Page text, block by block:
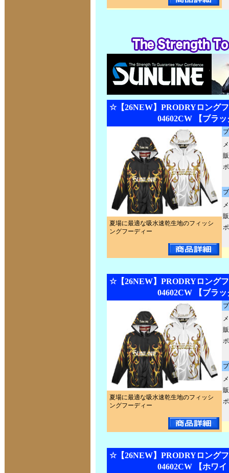
☆【26NEW】PRODRYロング
04602CW 【ブラッ
夏場に最適な吸水速乾生地のフィッシ
ングフーディー
☆【26NEW】PRODRYロング
04602CW 【ブラッ
夏場に最適な吸水速乾生地のフィッシ
ングフーディー
☆【26NEW】PRODRYロング
04602CW 【ホワイ